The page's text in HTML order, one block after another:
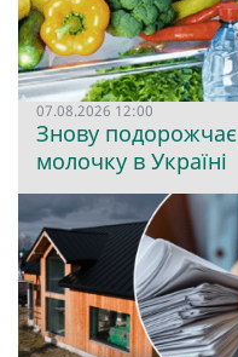
07.08.2026 12:00
Знову
молочку в Україні